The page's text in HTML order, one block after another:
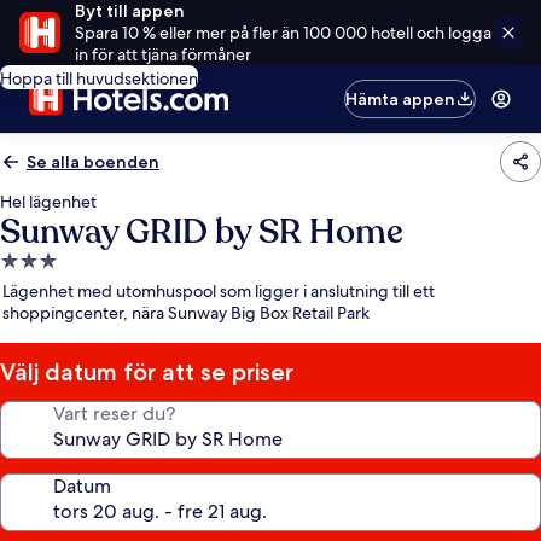
Byt till appen
Spara 10 % eller mer på fler än 100 000 hotell och logga
in för att tjäna förmåner
Hoppa till huvudsektionen
Hämta appen
Se alla boenden
Hel lägenhet
Sunway GRID by SR Home
3.0-
stjärnigt
boende
Lägenhet med utomhuspool som ligger i anslutning till ett
shoppingcenter, nära Sunway Big Box Retail Park
Välj datum för att se priser
Vart reser du?
Datum